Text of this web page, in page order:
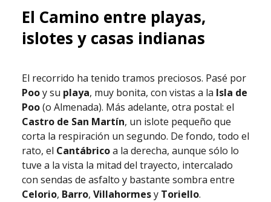
El Camino entre playas,
islotes y casas indianas
El recorrido ha tenido tramos preciosos. Pasé por
Pooy su playa, muy bonita, con vistas a la Isla de
Poo(o Almenada). Más adelante, otra postal: el
Castro de San Martín, un islote pequeño que
corta la respiración un segundo. De fondo, todo el
rato, el Cantábricoa la derecha, aunque sólo lo
tuve a la vista la mitad del trayecto, intercalado
con sendas de asfalto y bastante sombra entre
Celorio, Barro, Villahormesy Toriello.